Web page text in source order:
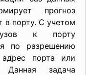
прогноз
в порту. С учетом
к порту
по разрешению
порта или
Данная задача